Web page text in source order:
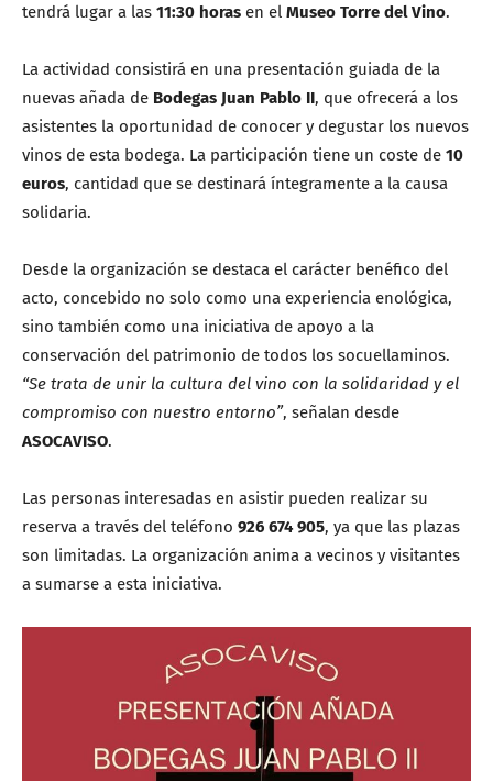
tendrá lugar a las 11:30 horas en el Museo Torre del Vino.
La actividad consistirá en una presentación guiada de la
nuevas añada de Bodegas Juan Pablo II, que ofrecerá a los
asistentes la oportunidad de conocer y degustar los nuevos
vinos de esta bodega. La participación tiene un coste de 10
euros, cantidad que se destinará íntegramente a la causa
solidaria.
Desde la organización se destaca el carácter benéfico del
acto, concebido no solo como una experiencia enológica,
sino también como una iniciativa de apoyo a la
conservación del patrimonio de todos los socuellaminos.
“Se trata de unir la cultura del vino con la solidaridad y el
compromiso con nuestro entorno”, señalan desde
ASOCAVISO.
Las personas interesadas en asistir pueden realizar su
reserva a través del teléfono 926 674 905, ya que las plazas
son limitadas. La organización anima a vecinos y visitantes
a sumarse a esta iniciativa.